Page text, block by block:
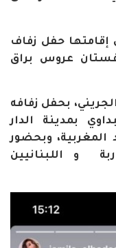
إقامتها حفل زفاف
عروس براق
بحفل زفافه
بمدينة الدار
المغربية، وبحضور
و اللبنانيين